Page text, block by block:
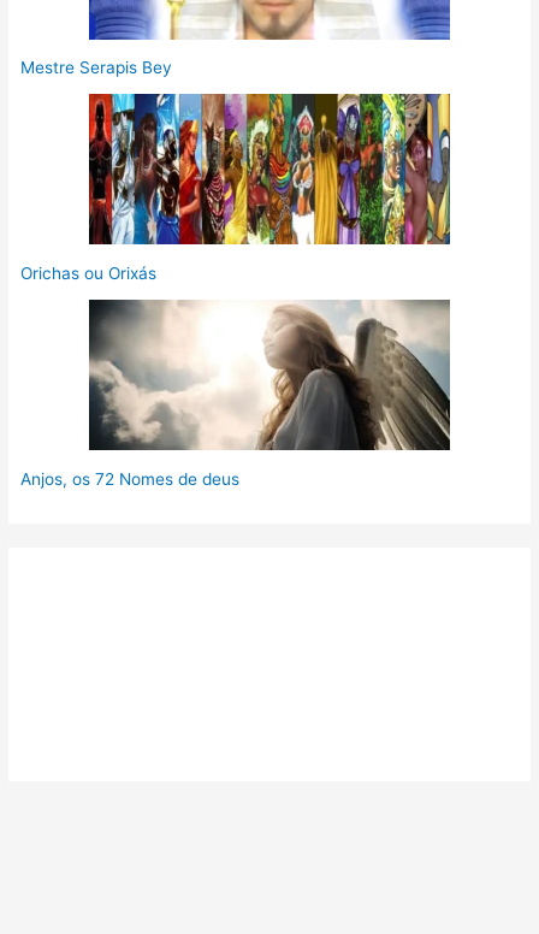
Mestre Serapis Bey
Orichas ou Orixás
Anjos, os 72 Nomes de deus